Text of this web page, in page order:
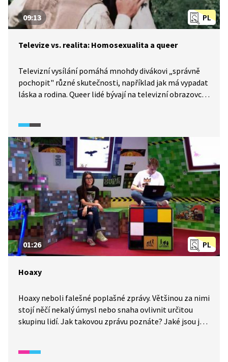
PL
09:13
Televize vs. realita: Homosexualita a queer
Televizní vysílání pomáhá mnohdy divákovi „správně
pochopit" různé skutečnosti, například jak má vypadat
láska a rodina. Queer lidé bývají na televizní obrazovce
bezproblémovou hlavní postavou? A přišel v Čechách
ten zlom vůbec? I tuto odpověď přináší dokumentární
seriál TeleRevize (2023).
PL
01:26
Hoaxy
Hoaxy neboli falešné poplašné zprávy. Většinou za nimi
stojí něčí nekalý úmysl nebo snaha ovlivnit určitou
skupinu lidí. Jak takovou zprávu poznáte? Jaké jsou její